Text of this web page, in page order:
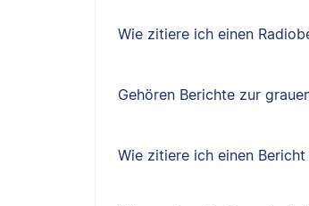
Wie zitiere ich einen
Gehören Berichte zur
Wie zitiere ich einen Bericht